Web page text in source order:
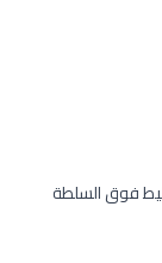
فوق السلطة